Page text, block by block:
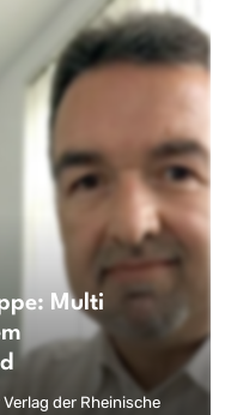
Die Lösung wird
Mediengruppe
Multi
der Rheinische